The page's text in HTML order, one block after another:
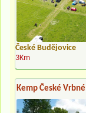
České Budějovice
3Km
Kemp České Vrbné